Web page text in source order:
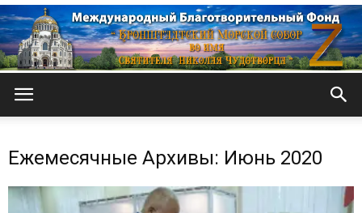
Ежемесячные Архивы: Июнь 2020